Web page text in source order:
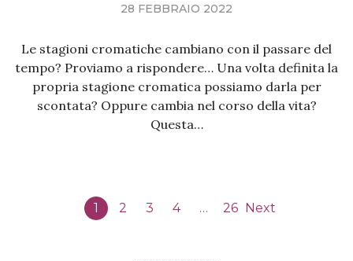
28 FEBBRAIO 2022
Le stagioni cromatiche cambiano con il passare del
tempo? Proviamo a rispondere… Una volta definita la
propria stagione cromatica possiamo darla per
scontata? Oppure cambia nel corso della vita?
Questa…
1 2 3 4 … 26 Next